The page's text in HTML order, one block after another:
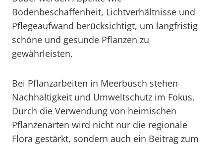
Bodenbeschaffenheit, Lichtverhältnisse und
Pflegeaufwand berücksichtigt, um langfristig
schöne und gesunde Pflanzen zu
gewährleisten.
Bei Pflanzarbeiten in Meerbusch stehen
Nachhaltigkeit und Umweltschutz im Fokus.
Durch die Verwendung von heimischen
Pflanzenarten wird nicht nur die regionale
Flora gestärkt, sondern auch ein Beitrag zum